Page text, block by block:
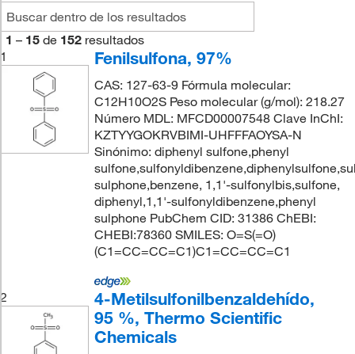
1 – 15 de 152 resultados
1
Fenilsulfona, 97%
CAS: 127-63-9 Fórmula molecular:
C12H10O2S Peso molecular (g/mol): 218.27
Número MDL: MFCD00007548 Clave InChI:
KZTYYGOKRVBIMI-UHFFFAOYSA-N
Sinónimo: diphenyl sulfone,phenyl
sulphone,benzene, 1,1'-sulfonylbis,sulfone,
diphenyl,1,1'-sulfonyldibenzene,phenyl
sulphone PubChem CID: 31386 ChEBI:
CHEBI:78360 SMILES: O=S(=O)
(C1=CC=CC=C1)C1=CC=CC=C1
2
4-Metilsulfonilbenzaldehído,
95 %, Thermo Scientific
Chemicals